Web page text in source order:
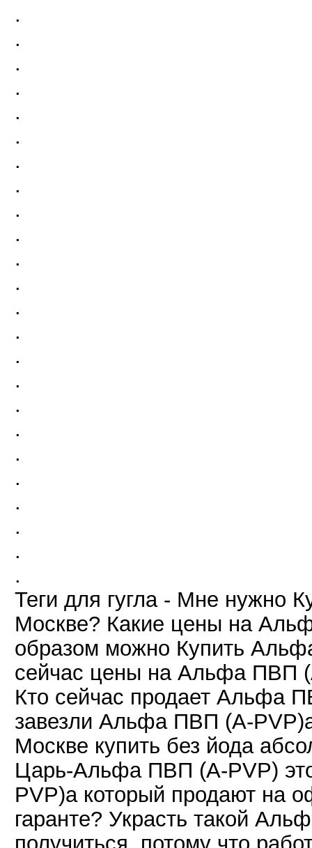
.
.
.
.
.
.
.
.
.
.
.
.
.
.
.
.
.
.
.
.
.
.
.
.
Теги для гугла - Мне нужно
Москве? Какие цены на
образом можно Купить
сейчас цены на Альфа ПВП
Кто сейчас продает Альфа
завезли Альфа ПВП (A-
Москве купить без йода
Царь-Альфа ПВП (A-PVP)
PVP)а который продают на
гаранте? Украсть такой
получиться, потому что